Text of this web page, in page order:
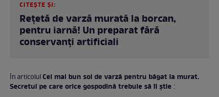
CITEȘTE ȘI:
Rețetă de varză murată la borcan,
pentru iarnă! Un preparat fără
conservanți artificiali
În articolulCel mai bun soi de varză pentru băgat la murat.
Secretul pe care orice gospodină trebuie să îl știe :